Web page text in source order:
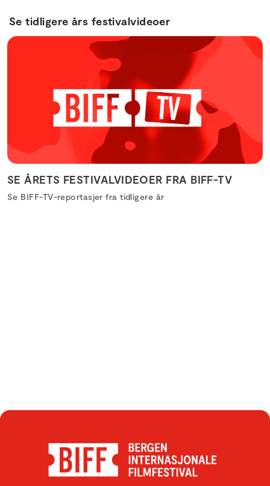
Se tidligere års festivalvideoer
SE ÅRETS FESTIVALVIDEOER FRA BIFF-TV
Se BIFF-TV-reportasjer fra tidligere år